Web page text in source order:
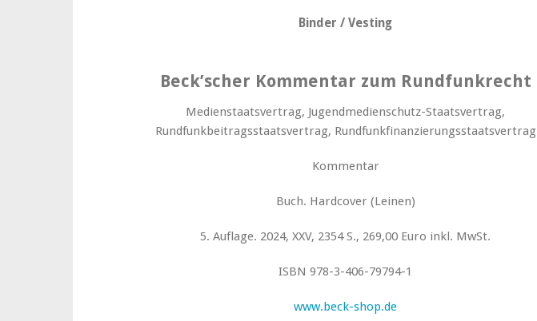
Binder / Vesting
Beck’scher Kommentar zum Rundfunkrecht
Medienstaatsvertrag, Jugendmedienschutz-Staatsvertrag,
Rundfunkbeitragsstaatsvertrag, Rundfunkfinanzierungsstaatsvertrag
Kommentar
Buch. Hardcover (Leinen)
5. Auflage. 2024, XXV, 2354 S., 269,00 Euro inkl. MwSt.
ISBN 978-3-406-79794-1
www.beck-shop.de